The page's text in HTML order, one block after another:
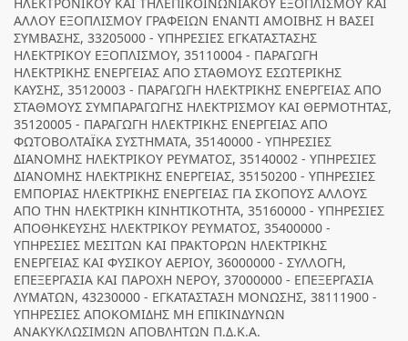
ΑΛΛΟΥ ΕΞΟΠΛΙΣΜΟΥ ΓΡΑΦΕΙΩΝ ΕΝΑΝΤΙ ΑΜΟΙΒΗΣ Η ΒΑΣΕΙ
ΣΥΜΒΑΣΗΣ, 33205000 - ΥΠΗΡΕΣΙΕΣ ΕΓΚΑΤΑΣΤΑΣΗΣ
ΗΛΕΚΤΡΙΚΟΥ ΕΞΟΠΛΙΣΜΟΥ, 35110004 - ΠΑΡΑΓΩΓΗ
ΗΛΕΚΤΡΙΚΗΣ ΕΝΕΡΓΕΙΑΣ ΑΠΟ ΣΤΑΘΜΟΥΣ ΕΣΩΤΕΡΙΚΗΣ
ΚΑΥΣΗΣ, 35120003 - ΠΑΡΑΓΩΓΗ ΗΛΕΚΤΡΙΚΗΣ ΕΝΕΡΓΕΙΑΣ ΑΠΟ
ΣΤΑΘΜΟΥΣ ΣΥΜΠΑΡΑΓΩΓΗΣ ΗΛΕΚΤΡΙΣΜΟΥ ΚΑΙ ΘΕΡΜΟΤΗΤΑΣ,
35120005 - ΠΑΡΑΓΩΓΗ ΗΛΕΚΤΡΙΚΗΣ ΕΝΕΡΓΕΙΑΣ ΑΠΟ
ΦΩΤΟΒΟΛΤΑΪΚΑ ΣΥΣΤΗΜΑΤΑ, 35140000 - ΥΠΗΡΕΣΙΕΣ
ΔΙΑΝΟΜΗΣ ΗΛΕΚΤΡΙΚΟΥ ΡΕΥΜΑΤΟΣ, 35140002 - ΥΠΗΡΕΣΙΕΣ
ΔΙΑΝΟΜΗΣ ΗΛΕΚΤΡΙΚΗΣ ΕΝΕΡΓΕΙΑΣ, 35150200 - ΥΠΗΡΕΣΙΕΣ
ΕΜΠΟΡΙΑΣ ΗΛΕΚΤΡΙΚΗΣ ΕΝΕΡΓΕΙΑΣ ΓΙΑ ΣΚΟΠΟΥΣ ΑΛΛΟΥΣ
ΑΠΟ ΤΗΝ ΗΛΕΚΤΡΙΚΗ ΚΙΝΗΤΙΚΟΤΗΤΑ, 35160000 - ΥΠΗΡΕΣΙΕΣ
ΑΠΟΘΗΚΕΥΣΗΣ ΗΛΕΚΤΡΙΚΟΥ ΡΕΥΜΑΤΟΣ, 35400000 -
ΥΠΗΡΕΣΙΕΣ ΜΕΣΙΤΩΝ ΚΑΙ ΠΡΑΚΤΟΡΩΝ ΗΛΕΚΤΡΙΚΗΣ
ΕΝΕΡΓΕΙΑΣ ΚΑΙ ΦΥΣΙΚΟΥ ΑΕΡΙΟΥ, 36000000 - ΣΥΛΛΟΓΗ,
ΕΠΕΞΕΡΓΑΣΙΑ ΚΑΙ ΠΑΡΟΧΗ ΝΕΡΟΥ, 37000000 - ΕΠΕΞΕΡΓΑΣΙΑ
ΛΥΜΑΤΩΝ, 43230000 - ΕΓΚΑΤΑΣΤΑΣΗ ΜΟΝΩΣΗΣ, 38111900 -
ΥΠΗΡΕΣΙΕΣ ΑΠΟΚΟΜΙΔΗΣ ΜΗ ΕΠΙΚΙΝΔΥΝΩΝ
ΑΝΑΚΥΚΛΩΣΙΜΩΝ ΑΠΟΒΛΗΤΩΝ Π.Δ.Κ.Α.